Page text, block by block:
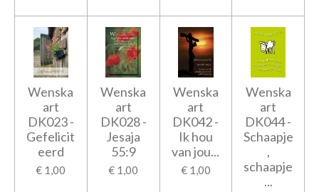
Wenska
art
DK023 -
Gefelicit
eerd
€ 1,00
Wenska
art
DK028 -
Jesaja
55:9
€ 1,00
Wenska
art
DK042 -
Ik hou
van jou...
€ 1,00
Wenska
art
DK044 -
Schaapje
,
schaapje
...